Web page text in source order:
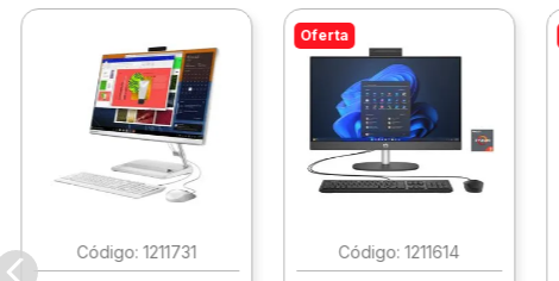
:1211731
Oferta
:1211614